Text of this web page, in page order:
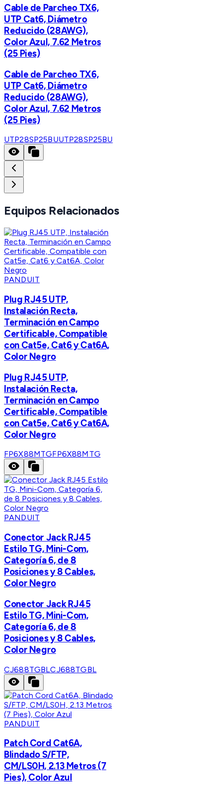
Cable de Parcheo TX6,
UTP Cat6, Diámetro
Reducido (28AWG),
Color Azul, 7.62 Metros
(25 Pies)
Cable de Parcheo TX6,
UTP Cat6, Diámetro
Reducido (28AWG),
Color Azul, 7.62 Metros
(25 Pies)
UTP28SP25BUUTP28SP25BU
Equipos Relacionados
PANDUIT
Plug RJ45 UTP,
Instalación Recta,
Terminación en Campo
Certificable, Compatible
con Cat5e, Cat6 y Cat6A,
Color Negro
Plug RJ45 UTP,
Instalación Recta,
Terminación en Campo
Certificable, Compatible
con Cat5e, Cat6 y Cat6A,
Color Negro
FP6X88MTGFP6X88MTG
PANDUIT
Conector Jack RJ45
Estilo TG, Mini-Com,
Categoría 6, de 8
Posiciones y 8 Cables,
Color Negro
Conector Jack RJ45
Estilo TG, Mini-Com,
Categoría 6, de 8
Posiciones y 8 Cables,
Color Negro
CJ688TGBLCJ688TGBL
PANDUIT
Patch Cord Cat6A,
Blindado S/FTP,
CM/LS0H, 2.13 Metros (7
Pies), Color Azul